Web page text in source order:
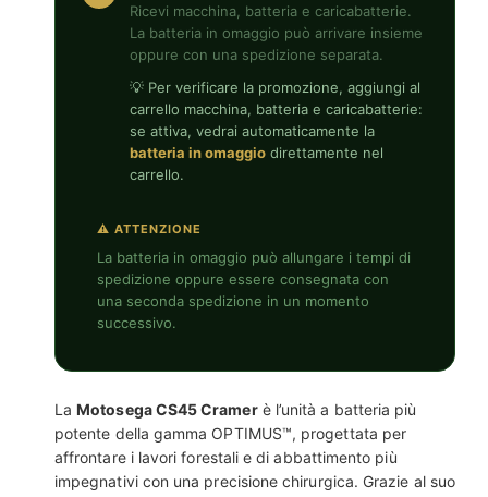
Ricevi macchina, batteria e caricabatterie.
La batteria in omaggio può arrivare insieme
oppure con una spedizione separata.
💡 Per verificare la promozione, aggiungi al
carrello macchina, batteria e caricabatterie:
se attiva, vedrai automaticamente la
batteria in omaggio direttamente nel
carrello.
⚠ ATTENZIONE
La batteria in omaggio può allungare i tempi di
spedizione oppure essere consegnata con
una seconda spedizione in un momento
successivo.
LaMotosega CS45 Cramerè l’unità a batteria più
potente della gamma OPTIMUS™, progettata per
affrontare i lavori forestali e di abbattimento più
impegnativi con una precisione chirurgica. Grazie al suo